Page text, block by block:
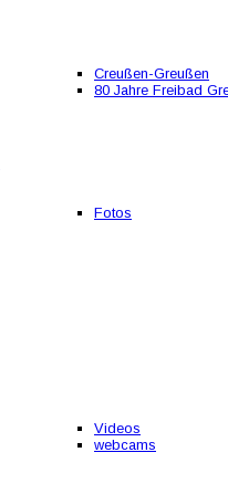
Creußen-Greußen
80 Jahre Freibad
Fotos
Videos
webcams